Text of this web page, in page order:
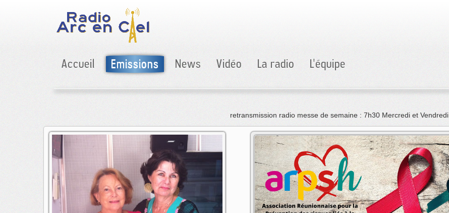
Accueil Emissions News Vidéo La radio L'équipe
retransmission radio messe de semaine : 7h30 Mercredi et Vendredi